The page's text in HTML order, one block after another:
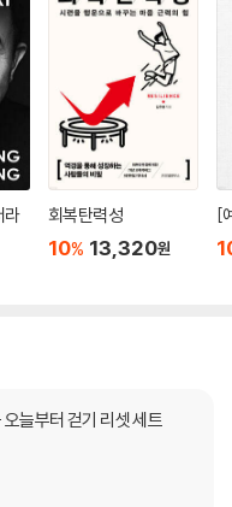
라
회복탄력성
10% 13,320원
[
늘부터 걷기 리셋 세트